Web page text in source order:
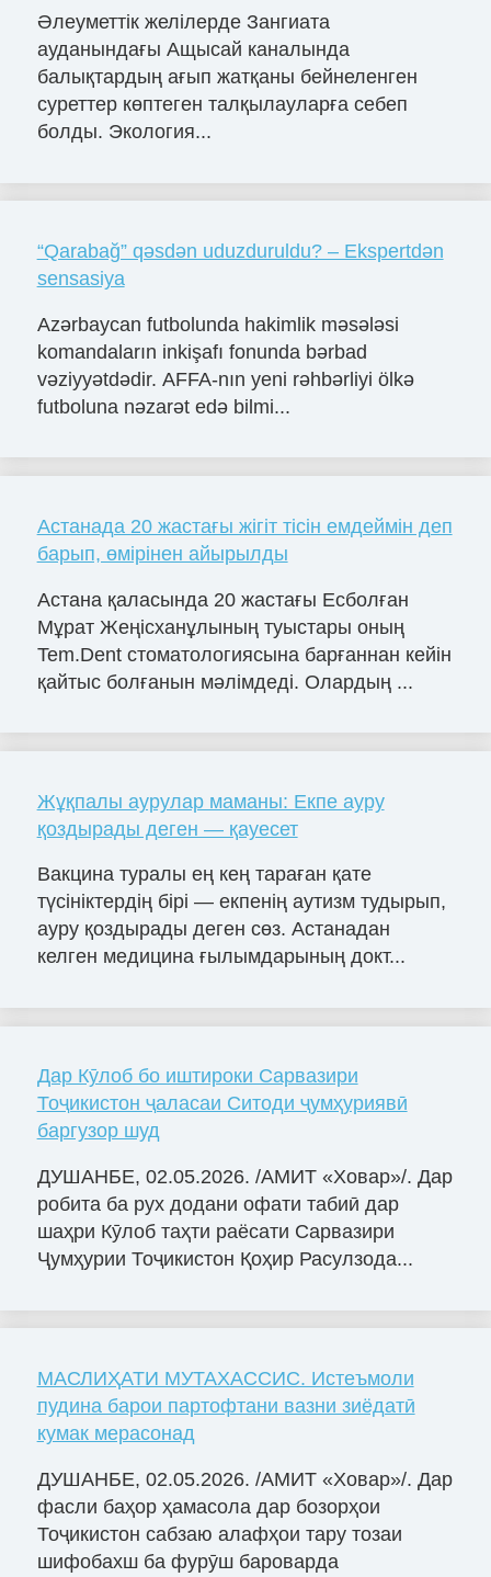
Әлеуметтік желілерде Зангиата
ауданындағы Ащысай каналында
балықтардың ағып жатқаны бейнеленген
суреттер көптеген талқылауларға себеп
болды. Экология...
“Qarabağ” qəsdən uduzduruldu? – Ekspertdən
sensasiya
Azərbaycan futbolunda hakimlik məsələsi
komandaların inkişafı fonunda bərbad
vəziyyətdədir. AFFA-nın yeni rəhbərliyi ölkə
futboluna nəzarət edə bilmi...
Астанада 20 жастағы жігіт тісін емдеймін деп
барып, өмірінен айырылды
Астана қаласында 20 жастағы Есболған
Мұрат Жеңісханұлының туыстары оның
Tem.Dent стоматологиясына барғаннан кейін
қайтыс болғанын мәлімдеді. Олардың ...
Жұқпалы аурулар маманы: Екпе ауру
қоздырады деген — қауесет
Вакцина туралы ең кең тараған қате
түсініктердің бірі — екпенің аутизм тудырып,
ауру қоздырады деген сөз. Астанадан
келген медицина ғылымдарының докт...
Дар Кӯлоб бо иштироки Сарвазири
Тоҷикистон ҷаласаи Ситоди ҷумҳуриявӣ
баргузор шуд
ДУШАНБЕ, 02.05.2026. /АМИТ «Ховар»/. Дар
робита ба рух додани офати табиӣ дар
шаҳри Кӯлоб таҳти раёсати Сарвазири
Ҷумҳурии Тоҷикистон Қоҳир Расулзода...
МАСЛИҲАТИ МУТАХАССИС. Истеъмоли
пудина барои партофтани вазни зиёдатӣ
кумак мерасонад
ДУШАНБЕ, 02.05.2026. /АМИТ «Ховар»/. Дар
фасли баҳор ҳамасола дар бозорҳои
Тоҷикистон сабзаю алафҳои тару тозаи
шифобахш ба фурӯш бароварда